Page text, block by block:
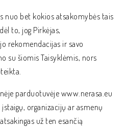
nuo bet kokios atsakomybės tais
to, jog Pirkėjas,
rekomendacijas ir savo
su šiomis Taisyklėmis, nors
parduotuvėje www.nerasa.eu
organizacijų ar asmenų
už ten esančią